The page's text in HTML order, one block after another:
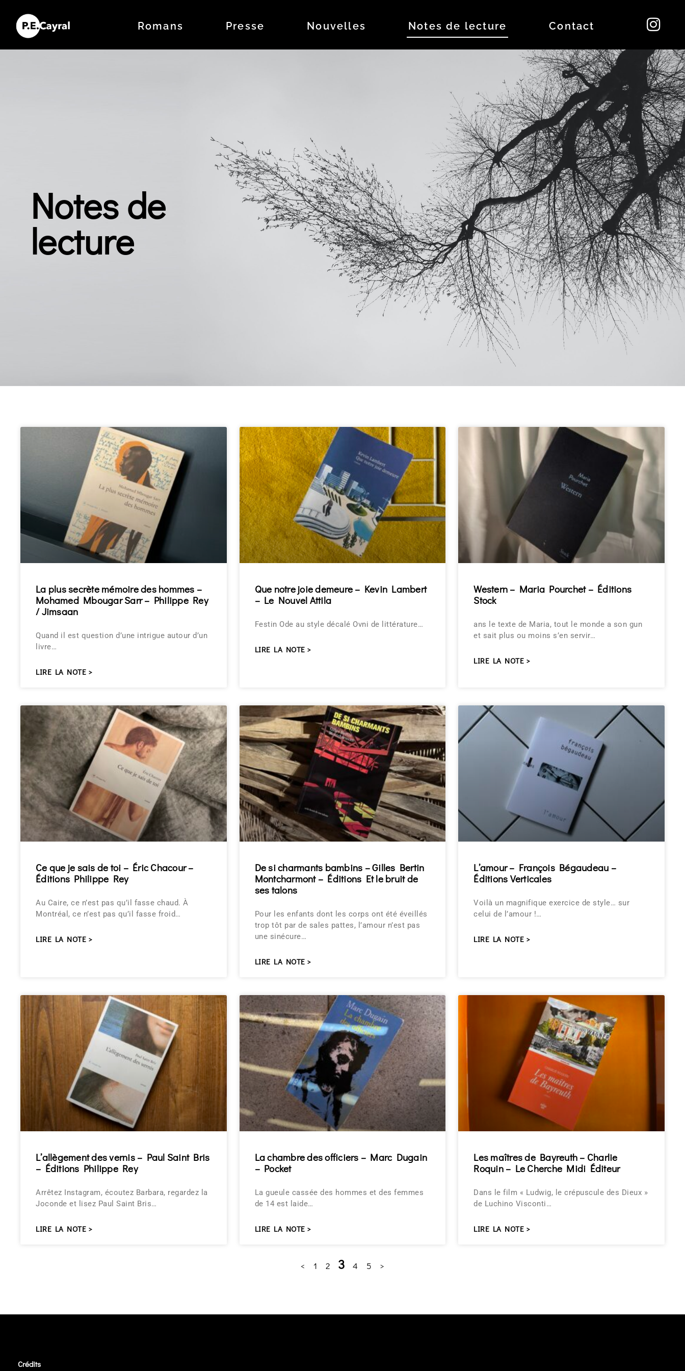
Romans Presse Nouvelles Notes de lecture Contact
Notes de
lecture
La plus secrète mémoire des hommes –
Mohamed Mbougar Sarr – Philippe Rey
/ Jimsaan
Quand il est question d’une intrigue autour d’un
livre…
LIRE LA NOTE >
Que notre joie demeure – Kevin Lambert
– Le Nouvel Attila
Festin Ode au style décalé Ovni de littérature…
LIRE LA NOTE >
Western – Maria Pourchet – Éditions
Stock
ans le texte de Maria, tout le monde a son gun
et sait plus ou moins s’en servir…
LIRE LA NOTE >
Ce que je sais de toi – Éric Chacour –
Éditions Philippe Rey
Au Caire, ce n’est pas qu’il fasse chaud. À
Montréal, ce n’est pas qu’il fasse froid…
LIRE LA NOTE >
De si charmants bambins – Gilles Bertin
Montcharmont – Éditions Et le bruit de
ses talons
Pour les enfants dont les corps ont été éveillés
trop tôt par de sales pattes, l’amour n’est pas
une sinécure…
LIRE LA NOTE >
L’amour – François Bégaudeau –
Éditions Verticales
Voilà un magnifique exercice de style… sur
celui de l’amour !…
LIRE LA NOTE >
L’allègement des vernis – Paul Saint Bris
– Éditions Philippe Rey
Arrêtez Instagram, écoutez Barbara, regardez la
Joconde et lisez Paul Saint Bris…
LIRE LA NOTE >
La chambre des officiers – Marc Dugain
– Pocket
La gueule cassée des hommes et des femmes
de 14 est laide…
LIRE LA NOTE >
Les maîtres de Bayreuth – Charlie
Roquin – Le Cherche Midi Éditeur
Dans le film « Ludwig, le crépuscule des Dieux »
de Luchino Visconti…
LIRE LA NOTE >
< 1 2 3 4 5 >
Crédits